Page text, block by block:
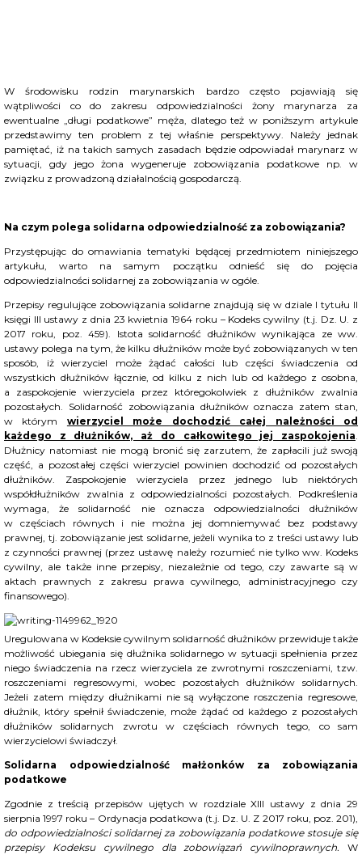
W środowisku rodzin marynarskich bardzo często pojawiają się
wątpliwości co do zakresu odpowiedzialności żony marynarza za
ewentualne „długi podatkowe” męża, dlatego też w poniższym artykule
przedstawimy ten problem z tej właśnie perspektywy. Należy jednak
pamiętać, iż na takich samych zasadach będzie odpowiadał marynarz w
sytuacji, gdy jego żona wygeneruje zobowiązania podatkowe np. w
związku z prowadzoną działalnością gospodarczą.
Na czym polega solidarna odpowiedzialność za zobowiązania?
Przystępując do omawiania tematyki będącej przedmiotem niniejszego
artykułu, warto na samym początku odnieść się do pojęcia
odpowiedzialności solidarnej za zobowiązania w ogóle.
Przepisy regulujące zobowiązania solidarne znajdują się w dziale I tytułu II
księgi III ustawy z dnia 23 kwietnia 1964 roku – Kodeks cywilny (t.j. Dz. U. z
2017 roku, poz. 459). Istota solidarność dłużników wynikająca ze ww.
ustawy polega na tym, że kilku dłużników może być zobowiązanych w ten
sposób, iż wierzyciel może żądać całości lub części świadczenia od
wszystkich dłużników łącznie, od kilku z nich lub od każdego z osobna,
a zaspokojenie wierzyciela przez któregokolwiek z dłużników zwalnia
pozostałych. Solidarność zobowiązania dłużników oznacza zatem stan,
w którym wierzyciel może dochodzić całej należności od
każdego z dłużników, aż do całkowitego jej zaspokojenia.
Dłużnicy natomiast nie mogą bronić się zarzutem, że zapłacili już swoją
część, a pozostałej części wierzyciel powinien dochodzić od pozostałych
dłużników. Zaspokojenie wierzyciela przez jednego lub niektórych
współdłużników zwalnia z odpowiedzialności pozostałych. Podkreślenia
wymaga, że solidarność nie oznacza odpowiedzialności dłużników
w częściach równych i nie można jej domniemywać bez podstawy
prawnej, tj. zobowiązanie jest solidarne, jeżeli wynika to z treści ustawy lub
z czynności prawnej (przez ustawę należy rozumieć nie tylko ww. Kodeks
cywilny, ale także inne przepisy, niezależnie od tego, czy zawarte są w
aktach prawnych z zakresu prawa cywilnego, administracyjnego czy
finansowego).
Uregulowana w Kodeksie cywilnym solidarność dłużników przewiduje także
możliwość ubiegania się dłużnika solidarnego w sytuacji spełnienia przez
niego świadczenia na rzecz wierzyciela ze zwrotnymi roszczeniami, tzw.
roszczeniami regresowymi, wobec pozostałych dłużników solidarnych.
Jeżeli zatem między dłużnikami nie są wyłączone roszczenia regresowe,
dłużnik, który spełnił świadczenie, może żądać od każdego z pozostałych
dłużników solidarnych zwrotu w częściach równych tego, co sam
wierzycielowi świadczył.
Solidarna odpowiedzialność małżonków za zobowiązania
podatkowe
Zgodnie z treścią przepisów ujętych w rozdziale XIII ustawy z dnia 29
sierpnia 1997 roku – Ordynacja podatkowa (t.j. Dz. U. Z 2017 roku, poz. 201),
do odpowiedzialności solidarnej za zobowiązania podatkowe stosuje się
przepisy Kodeksu cywilnego dla zobowiązań cywilnoprawnych. W